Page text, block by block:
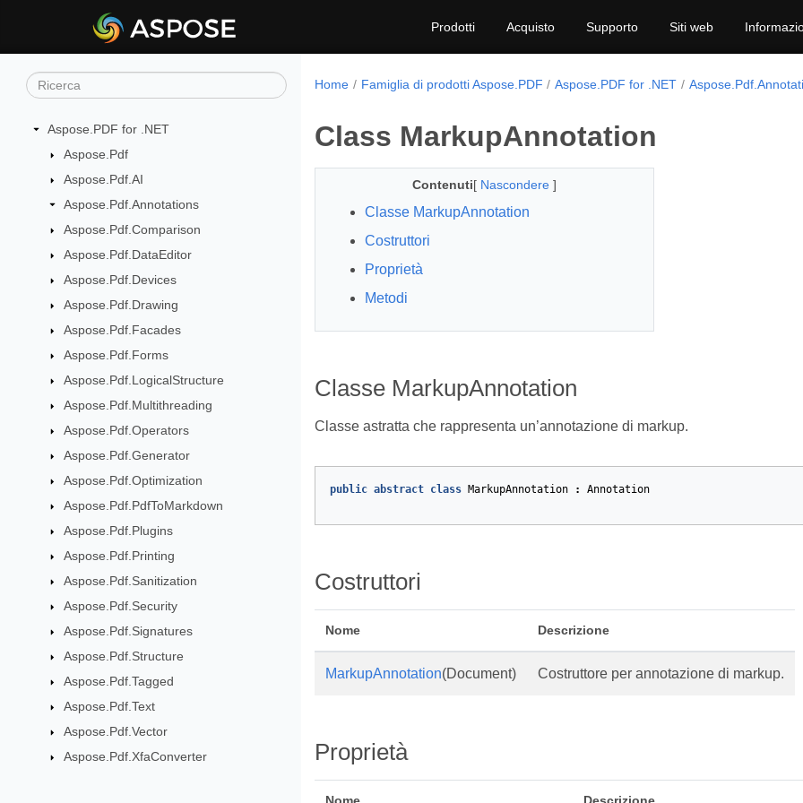
Prodotti Acquisto Supporto Siti web
Aspose.PDF for .NET
Aspose.Pdf
Aspose.Pdf.AI
Aspose.Pdf.Annotations
Aspose.Pdf.Comparison
Aspose.Pdf.DataEditor
Aspose.Pdf.Devices
Aspose.Pdf.Drawing
Aspose.Pdf.Facades
Aspose.Pdf.Forms
Aspose.Pdf.LogicalStructure
Aspose.Pdf.Multithreading
Aspose.Pdf.Operators
Aspose.Pdf.Generator
Aspose.Pdf.Optimization
Aspose.Pdf.PdfToMarkdown
Aspose.Pdf.Plugins
Aspose.Pdf.Printing
Aspose.Pdf.Sanitization
Aspose.Pdf.Security
Aspose.Pdf.Signatures
Aspose.Pdf.Structure
Aspose.Pdf.Tagged
Aspose.Pdf.Text
Aspose.Pdf.Vector
Aspose.Pdf.XfaConverter
Home Famiglia di prodotti Aspose.PDF Aspose.PDF for .NET
Class MarkupAnnotation
Contenuti[ Nascondere]
Classe MarkupAnnotation
Costruttori
Proprietà
Metodi
Classe MarkupAnnotation
Classe astratta che rappresenta un’annotazione di markup.
public abstract class MarkupAnnotation : Annotation
Costruttori
Nome Descrizione
MarkupAnnotation(Document) Costruttore per annotazione di markup.
Proprietà